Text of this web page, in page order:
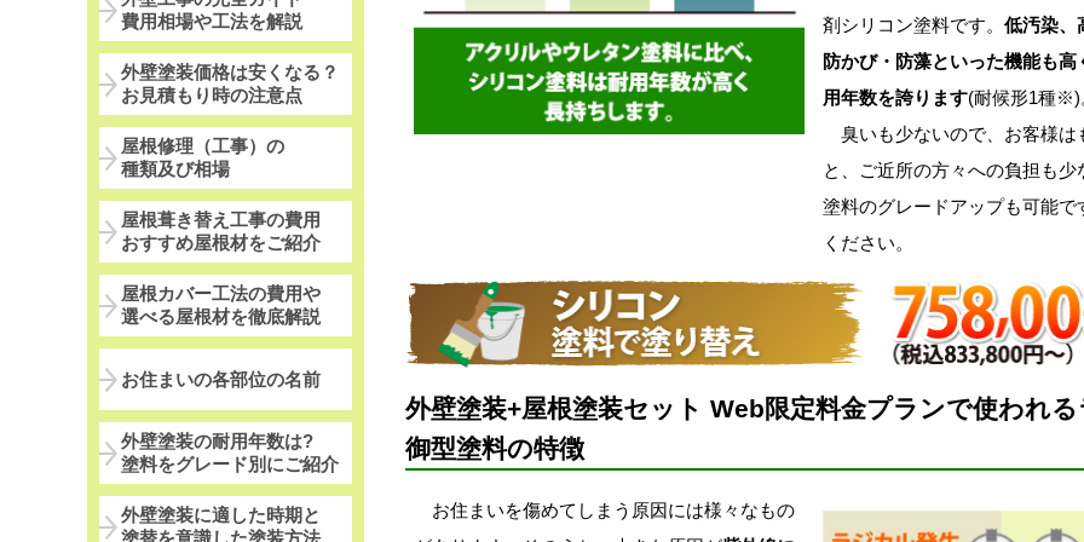
剤シリコン塗料です。 低汚染、
防かび・防藻といった機能も高
用年数を誇ります(耐候形1種※)
臭いも少ないので、お客様は
と、ご近所の方々への負担も少
塗料のグレードアップも可能で
ください。
外壁塗装+屋根塗装セット Web限定料金プランで使われ
御型塗料の特徴
お住まいを傷めてしまう原因には様々なもの
費用相場や工法を解説
外壁塗装価格は安くなる？
お見積もり時の注意点
屋根修理（工事）の
種類及び相場
屋根葺き替え工事の費用
おすすめ屋根材をご紹介
屋根カバー工法の費用や
選べる屋根材を徹底解説
お住まいの各部位の名前
外壁塗装の耐用年数は?
塗料をグレード別にご紹介
外壁塗装に適した時期と